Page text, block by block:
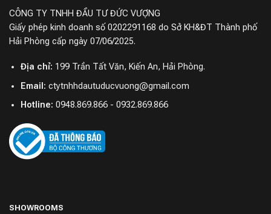
CÔNG TY TNHH ĐẦU TƯ ĐỨC VƯỢNG
Giấy phép kinh doanh số 0202291168 do Sở KH&ĐT Thành phố
Hải Phòng cấp ngày 07/06/2025.
Địa chỉ: 199 Trần Tất Văn, Kiến An, Hải Phòng.
Email: ctytnhhdautuducvuong@gmail.com
Hotline: 0948.869.866 - 0932.869.866
SHOWROOMS